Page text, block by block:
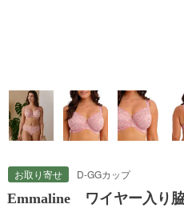
お取り寄せ D-GGカップ
Emmaline ワイヤー入り